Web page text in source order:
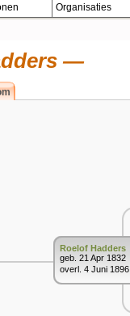
Organisaties
Roelof Hadders
geb. 21 Apr 1832
overl. 4 Juni 1896